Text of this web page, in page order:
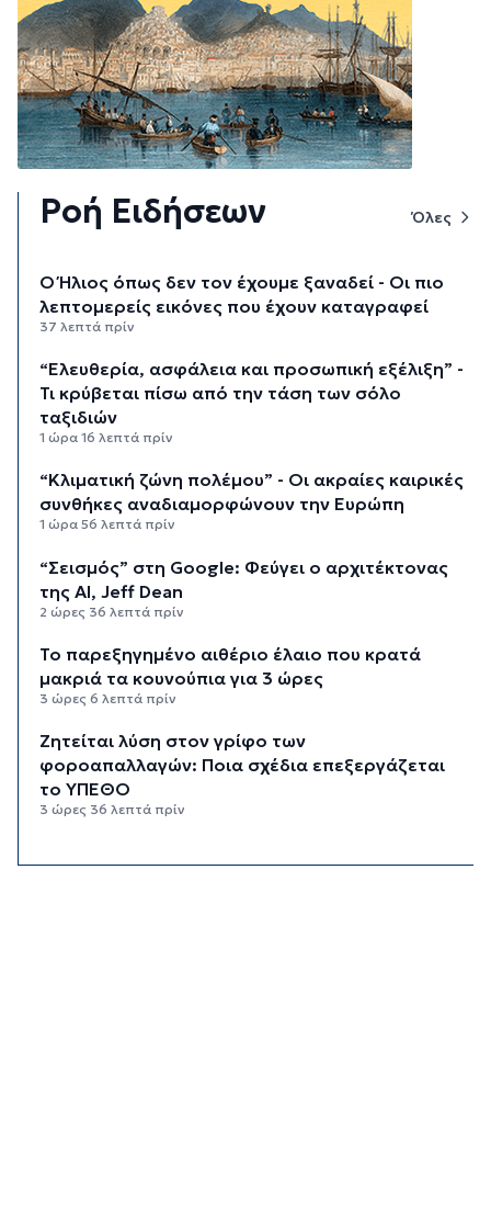
Ροή Ειδήσεων Όλες
Ο Ήλιος όπως δεν τον έχουμε ξαναδεί - Οι πιο
λεπτομερείς εικόνες που έχουν καταγραφεί
37 λεπτά πρίν
“Ελευθερία, ασφάλεια και προσωπική εξέλιξη” -
Τι κρύβεται πίσω από την τάση των σόλο
ταξιδιών
1 ώρα 16 λεπτά πρίν
“Κλιματική ζώνη πολέμου” - Οι ακραίες καιρικές
συνθήκες αναδιαμορφώνουν την Ευρώπη
1 ώρα 56 λεπτά πρίν
“Σεισμός” στη Google: Φεύγει ο αρχιτέκτονας
της AI, Jeff Dean
2 ώρες 36 λεπτά πρίν
Το παρεξηγημένο αιθέριο έλαιο που κρατά
μακριά τα κουνούπια για 3 ώρες
3 ώρες 6 λεπτά πρίν
Ζητείται λύση στον γρίφο των
φοροαπαλλαγών: Ποια σχέδια επεξεργάζεται
το ΥΠΕΘΟ
3 ώρες 36 λεπτά πρίν